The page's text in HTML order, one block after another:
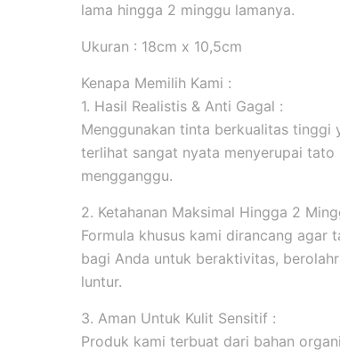
lama hingga 2 minggu lamanya.
Ukuran : 18cm x 10,5cm
Kenapa Memilih Kami :
1. Hasil Realistis & Anti Gagal :
Menggunakan tinta berkualitas tinggi
terlihat sangat nyata menyerupai
mengganggu.
2. Ketahanan Maksimal Hingga 2
Formula khusus kami dirancang agar
bagi Anda untuk beraktivitas,
luntur.
3. Aman Untuk Kulit Sensitif :
Produk kami terbuat dari bahan